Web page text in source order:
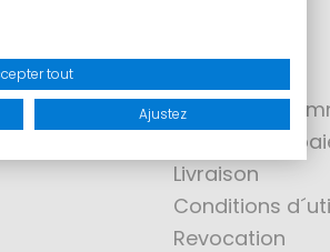
?
Comment
Modalité de
Livraison
Conditions
Revocation
tout
Ajustez